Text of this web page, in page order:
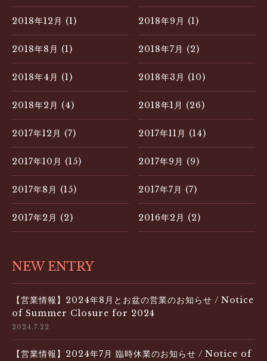
2018年12月 (1) 2018年9月 (1)
2018年8月 (1) 2018年7月 (2)
2018年4月 (1) 2018年3月 (10)
2018年2月 (4) 2018年1月 (26)
2017年12月 (7) 2017年11月 (14)
2017年10月 (15) 2017年9月 (9)
2017年8月 (15) 2017年7月 (7)
2017年2月 (2) 2016年2月 (2)
NEW ENTRY
【営業情報】2024年8月とお盆の営業のお知らせ / Notice
of Summer Closure for 2024
2024.7.22
【営業情報】2024年7月 臨時休業のお知らせ / Notice of